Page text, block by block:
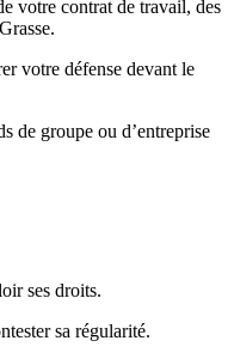
votre contrat de travail, des
votre défense devant le
de groupe ou d’entreprise
ses droits.
sa régularité.